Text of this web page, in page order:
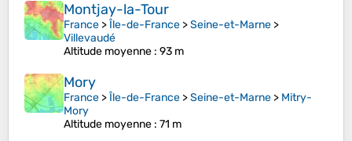
Montjay-la-Tour
France >Île-de-France >Seine-et-Marne >
Villevaudé
Altitude moyenne : 93 m
Mory
France >Île-de-France >Seine-et-Marne > Mitry-
Mory
Altitude moyenne : 71 m